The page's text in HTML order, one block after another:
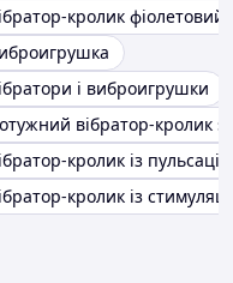
кролик фіолетовий
і виброигрушки
вібратор-кролик
кролик із
кролик із